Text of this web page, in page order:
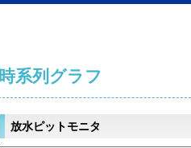
時系列グラフ
放水ピットモニタ